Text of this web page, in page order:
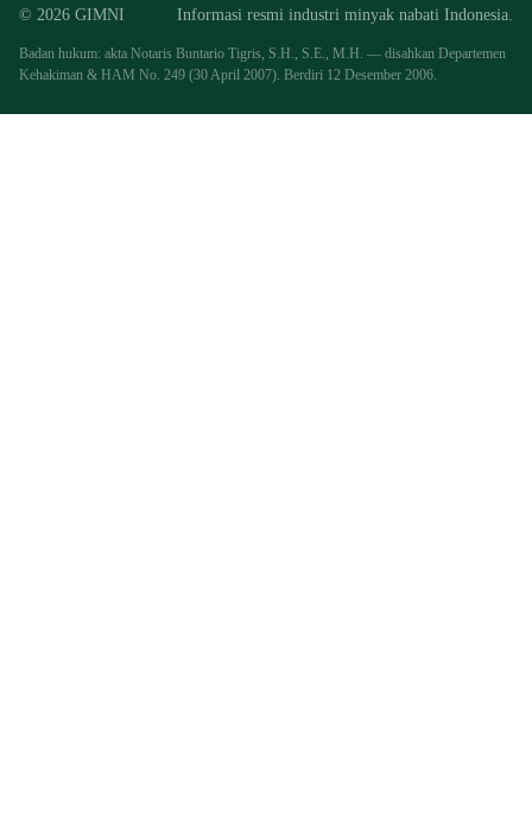
© 2026 GIMNI Informasi resmi industri minyak nabati Indonesia.
Badan hukum: akta Notaris Buntario Tigris, S.H., S.E., M.H. — disahkan Departemen
Kehakiman & HAM No. 249 (30 April 2007). Berdiri 12 Desember 2006.